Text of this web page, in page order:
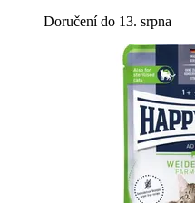
Doručení do 13. srpna